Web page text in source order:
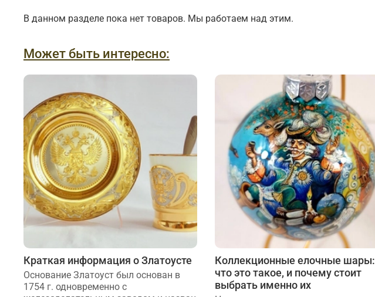
Подарки брокеру
Подарки строителю
В данном разделе пока нет товаров. Мы работаем над этим.
Может быть интересно:
Краткая информация о Златоусте
Основание Златоуст был основан в
1754 г. одновременно с
Коллекционные елочные шары:
что это такое, и почему стоит
выбрать именно их